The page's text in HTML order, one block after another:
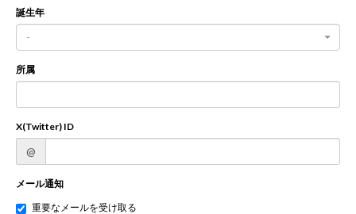
誕生年
-
所属
X(Twitter) ID
@
メール通知
重要なメールを受け取る